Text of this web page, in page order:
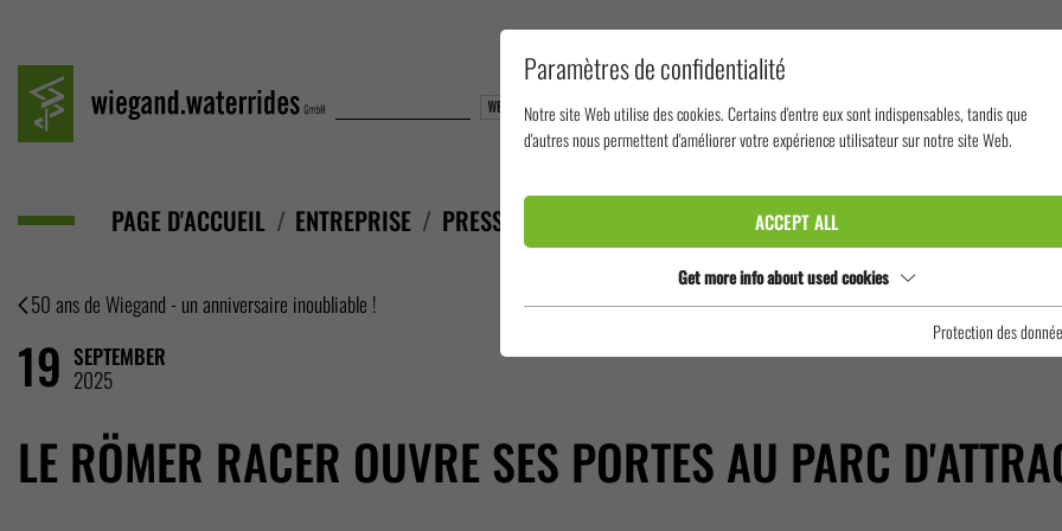
PAGE D'ACCUEIL ENTREPRISE PRESSE LE RÖMER RACER OUVRE SES PORTES AU PARC
50 ans de Wiegand - un anniversaire inoubliable !
19 SEPTEMBER
2025
LE RÖMER RACER OUVRE SES PORTES AU PARC
Paramètres de confidentialité
Notre site Web utilise des cookies. Certains d'entre eux sont indispensables, tandis que
d'autres nous permettent d'améliorer votre expérience utilisateur sur notre site Web.
ACCEPT ALL
Get more info about used cookies
Protection des